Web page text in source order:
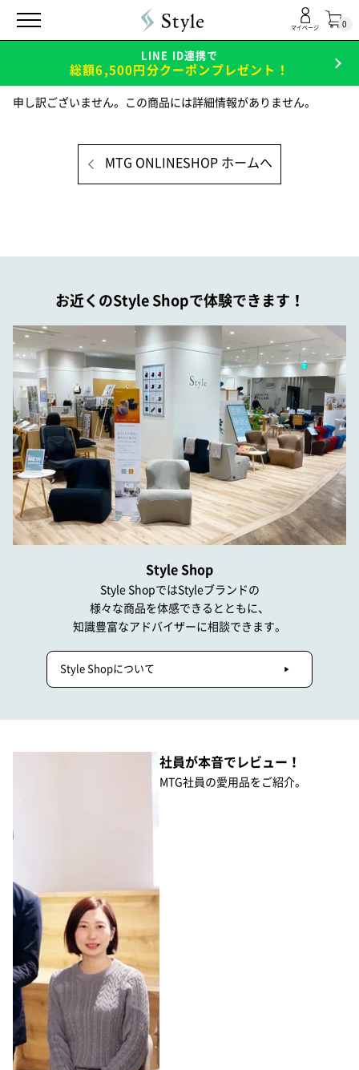
0
マイページ
LINE ID連携で
総額6,500円分クーポンプレゼント！
申し訳ございません。この商品には詳細情報がありません。
MTG ONLINESHOP ホームへ
お近くのStyle Shopで体験できます！
Style Shop
Style ShopではStyleブランドの
様々な商品を体感できるとともに、
知識豊富なアドバイザーに相談できます。
Style Shopについて
社員が本音でレビュー！
MTG社員の愛用品をご紹介。